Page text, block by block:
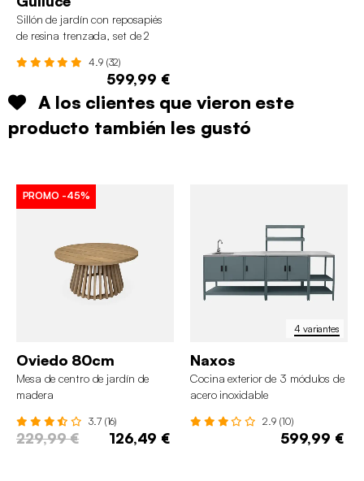
Sillón de jardín con reposapiés
de resina trenzada, set de 2
4.9 (32)
599,99 €
A los clientes que vieron este
producto también les gustó
PROMO -45%
Oviedo 80cm
Mesa de centro de jardín de
madera
3.7 (16)
229,99 € 126,49 €
4 variantes
Naxos
Cocina exterior de 3 módulos de
acero inoxidable
2.9 (10)
599,99 €